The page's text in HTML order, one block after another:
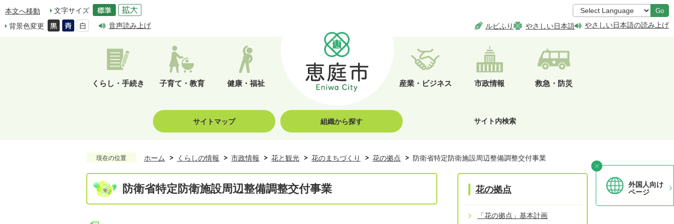
本文へ移動
文字サイズ
背景色変更
音声読み上げ
Go
ルビふり やさしい日本語 やさしい日本語の読み上げ
くらし・手続き 子育て・教育 健康・福祉 産業・ビジネス 市政情報 救急・防災
サイトマップ 組織から探す サイト内検索
外国人向け
ページ
現在の位置 ホーム くらしの情報 市政情報 花と観光 花のまちづくり 花の拠点 防衛省特定防衛施設周辺整備調整交付事業
防衛省特定防衛施設周辺整備調整交付事業 花の拠点
「花の拠点」基本計画